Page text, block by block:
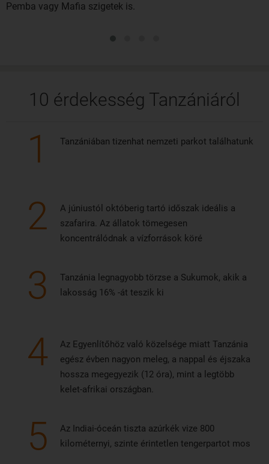
Pemba vagy Mafia szigetek is.
10 érdekesség Tanzániáról
1 Tanzániában tizenhat nemzeti parkot találhatunk
2
A júniustól októberig tartó időszak ideális a
szafarira. Az állatok tömegesen
koncentrálódnak a vízforrások köré
3
Tanzánia legnagyobb törzse a Sukumok, akik a
lakosság 16% -át teszik ki
4
Az Egyenlítőhöz való közelsége miatt Tanzánia
egész évben nagyon meleg, a nappal és éjszaka
hossza megegyezik (12 óra), mint a legtöbb
kelet-afrikai országban.
5
Az Indiai-óceán tiszta azúrkék vize 800
kilométernyi, szinte érintetlen tengerpartot mos